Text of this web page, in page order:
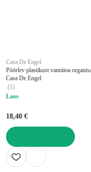
Casa De Engel
Pöörlev plastikust vannitoa
Casa De Engel
(1)
Laos
18,40 €
LISA OSTUKORVI